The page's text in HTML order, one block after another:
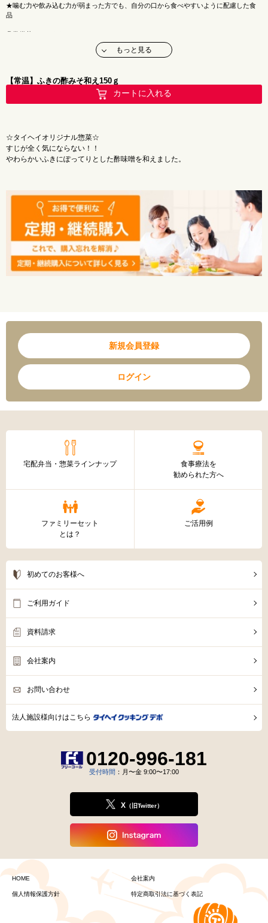
★噛む力や飲み込む力が弱まった方でも、自分の口から食べやすいように配慮した食
品
◎常備菜にぴったり
そんな時に便利な小パック惣菜です♪
アレルギー：特定原材料該当なし
もっと見る
【常温】ふきの酢みそ和え150ｇ
カートに入れる
☆タイヘイオリジナル惣菜☆
すじが全く気にならない！！
やわらかいふきにぽってりとした酢味噌を和えました。
新規会員登録
ログイン
宅配弁当・惣菜ラインナップ
食事療法を
勧められた方へ
ファミリーセット
とは？
ご活用例
初めてのお客様へ
ご利用ガイド
資料請求
会社案内
お問い合わせ
法人施設様向けはこちら
0120-996-181
受付時間 ：月〜金 9:00〜17:00
X（旧Twitter）
HOME 会社案内
個人情報保護方針 特定商取引法に基づく表記